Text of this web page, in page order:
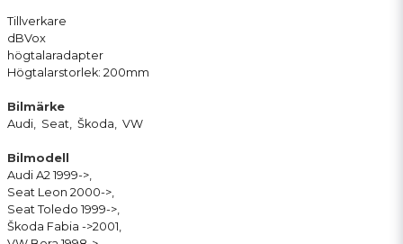
Tillverkare
dBVox
högtalaradapter
Högtalarstorlek: 200mm
Bilmärke
Audi, Seat, Škoda, VW
Bilmodell
Audi A2 1999->,
Seat Leon 2000->,
Seat Toledo 1999->,
Škoda Fabia ->2001,